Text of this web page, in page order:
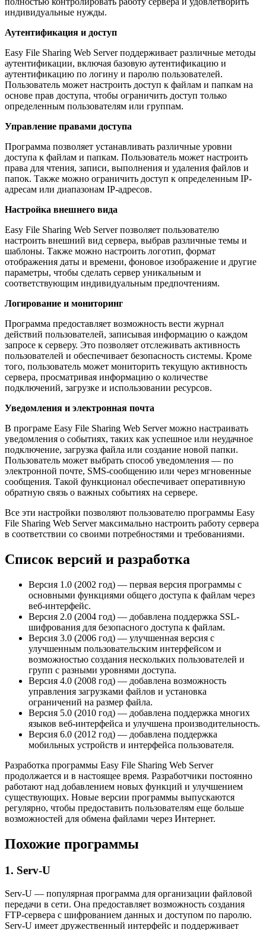
индивидуальные нужды.
Аутентификация и доступ
Easy File Sharing Web Server поддерживает различные методы
аутентификации, включая базовую аутентификацию и
аутентификацию по логину и паролю пользователей.
Пользователь может настроить доступ к файлам и папкам на
основе прав доступа, чтобы ограничить доступ только
определенным пользователям или группам.
Управление правами доступа
Программа позволяет устанавливать различные уровни
доступа к файлам и папкам. Пользователь может настроить
права для чтения, записи, выполнения и удаления файлов и
папок. Также можно ограничить доступ к определенным IP-
адресам или диапазонам IP-адресов.
Настройка внешнего вида
Easy File Sharing Web Server позволяет пользователю
настроить внешний вид сервера, выбрав различные темы и
шаблоны. Также можно настроить логотип, формат
отображения даты и времени, фоновое изображение и другие
параметры, чтобы сделать сервер уникальным и
соответствующим индивидуальным предпочтениям.
Логирование и мониторинг
Программа предоставляет возможность вести журнал
действий пользователей, записывая информацию о каждом
запросе к серверу. Это позволяет отслеживать активность
пользователей и обеспечивает безопасность системы. Кроме
того, пользователь может мониторить текущую активность
сервера, просматривая информацию о количестве
подключений, загрузке и использовании ресурсов.
Уведомления и электронная почта
В програме Easy File Sharing Web Server можно настраивать
уведомления о событиях, таких как успешное или неудачное
подключение, загрузка файла или создание новой папки.
Пользователь может выбрать способ уведомления — по
электронной почте, SMS-сообщению или через мгновенные
сообщения. Такой функционал обеспечивает оперативную
обратную связь о важных событиях на сервере.
Все эти настройки позволяют пользователю программы Easy
File Sharing Web Server максимально настроить работу сервера
в соответствии со своими потребностями и требованиями.
Список версий и разработка
Версия 1.0 (2002 год) — первая версия программы с
основными функциями общего доступа к файлам через
веб-интерфейс.
Версия 2.0 (2004 год) — добавлена поддержка SSL-
шифрования для безопасного доступа к файлам.
Версия 3.0 (2006 год) — улучшенная версия с
улучшенным пользовательским интерфейсом и
возможностью создания нескольких пользователей и
групп с разными уровнями доступа.
Версия 4.0 (2008 год) — добавлена возможность
управления загрузками файлов и установка
ограничений на размер файла.
Версия 5.0 (2010 год) — добавлена поддержка многих
языков веб-интерфейса и улучшена производительность.
Версия 6.0 (2012 год) — добавлена поддержка
мобильных устройств и интерфейса пользователя.
Разработка программы Easy File Sharing Web Server
продолжается и в настоящее время. Разработчики постоянно
работают над добавлением новых функций и улучшением
существующих. Новые версии программы выпускаются
регулярно, чтобы предоставить пользователям еще больше
возможностей для обмена файлами через Интернет.
Похожие программы
1. Serv-U
Serv-U — популярная программа для организации файловой
передачи в сети. Она предоставляет возможность создания
FTP-сервера с шифрованием данных и доступом по паролю.
Serv-U имеет дружественный интерфейс и поддерживает